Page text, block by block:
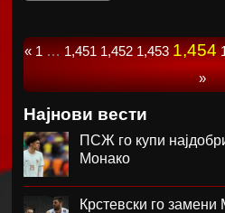
« 1 … 1,451 1,452 1,453 1,454
»
Најнови вести
ПСЖ го купи
Монако
Крстевски го